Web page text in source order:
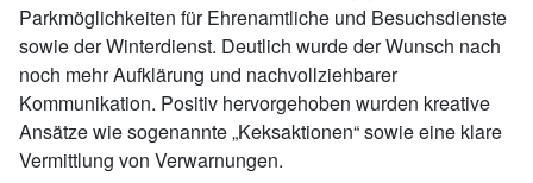
Parkmöglichkeiten für Ehrenamtliche und Besuchsdienste
sowie der Winterdienst. Deutlich wurde der Wunsch nach
noch mehr Aufklärung und nachvollziehbarer
Kommunikation. Positiv hervorgehoben wurden kreative
Ansätze wie sogenannte „Keksaktionen“ sowie eine klare
Vermittlung von Verwarnungen.